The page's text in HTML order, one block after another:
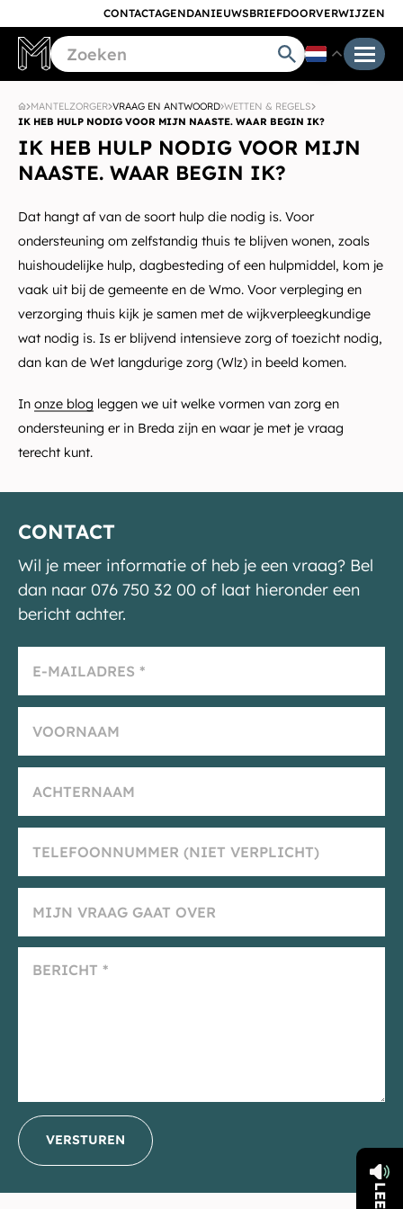
CONTACTAGENDANIEUWSBRIEFDOORVERWIJZEN
MANTELZORGER VRAAG EN ANTWOORD WETTEN & REGELS
IK HEB HULP NODIG VOOR MIJN NAASTE. WAAR BEGIN IK?
IK HEB HULP NODIG VOOR MIJN
NAASTE. WAAR BEGIN IK?
Dat hangt af van de soort hulp die nodig is. Voor
ondersteuning om zelfstandig thuis te blijven wonen, zoals
huishoudelijke hulp, dagbesteding of een hulpmiddel, kom je
vaak uit bij de gemeente en de Wmo. Voor verpleging en
verzorging thuis kijk je samen met de wijkverpleegkundige
wat nodig is. Is er blijvend intensieve zorg of toezicht nodig,
dan kan de Wet langdurige zorg (Wlz) in beeld komen.
In onze blog leggen we uit welke vormen van zorg en
ondersteuning er in Breda zijn en waar je met je vraag
terecht kunt.
CONTACT
Wil je meer informatie of heb je een vraag? Bel
dan naar 076 750 32 00 of laat hieronder een
bericht achter.
VERSTUREN